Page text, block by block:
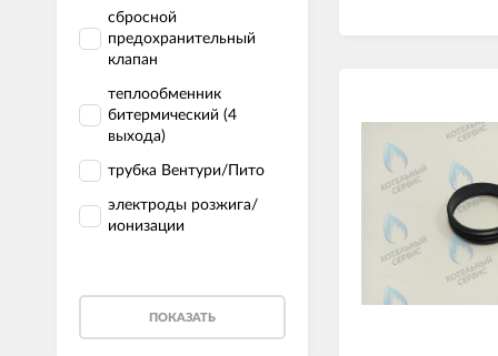
сбросной
предохранительный
клапан
теплообменник
битермический (4
выхода)
трубка Вентури/Пито
электроды розжига/
ионизации
ПОКАЗАТЬ